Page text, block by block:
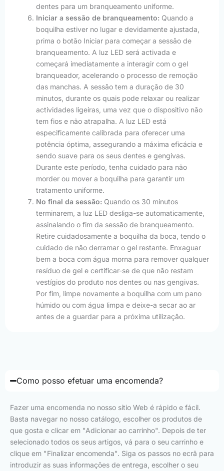
dentes para um branqueamento uniforme.
Iniciar a sessão de branqueamento: Quando a
boquilha estiver no lugar e devidamente ajustada,
prima o botão Iniciar para começar a sessão de
branqueamento. A luz LED será activada e
começará imediatamente a interagir com o gel
branqueador, acelerando o processo de remoção
das manchas. A sessão tem a duração de 30
minutos, durante os quais pode relaxar ou realizar
actividades ligeiras, uma vez que o dispositivo não
tem fios e não atrapalha. A luz LED está
especificamente calibrada para oferecer uma
potência óptima, assegurando a máxima eficácia e
sendo suave para os seus dentes e gengivas.
Durante este período, tenha cuidado para não
morder ou mover a boquilha para garantir um
tratamento uniforme.
No final da sessão: Quando os 30 minutos
terminarem, a luz LED desliga-se automaticamente,
assinalando o fim da sessão de branqueamento.
Retire cuidadosamente a boquilha da boca, tendo o
cuidado de não derramar o gel restante. Enxaguar
bem a boca com água morna para remover qualquer
resíduo de gel e certificar-se de que não restam
vestígios do produto nos dentes ou nas gengivas.
Por fim, limpe novamente a boquilha com um pano
húmido ou com água limpa e deixe-a secar ao ar
antes de a guardar para a próxima utilização.
Como posso efetuar uma encomenda?
Fazer uma encomenda no nosso sítio Web é rápido e fácil.
Basta navegar no nosso catálogo, escolher os produtos de
que gosta e clicar em "Adicionar ao carrinho". Depois de ter
selecionado todos os seus artigos, vá para o seu carrinho e
clique em "Finalizar encomenda". Siga os passos no ecrã para
introduzir as suas informações de entrega, escolher o seu